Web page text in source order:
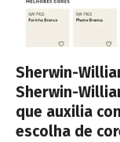
Sherwin-
Sherwin-
que auxilia
escolha de